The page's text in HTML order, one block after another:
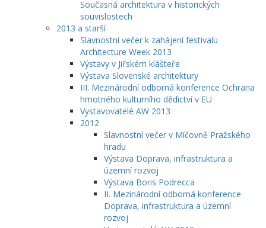
Současná architektura v historických
souvislostech
2013 a starší
Slavnostní večer k zahájení festivalu
Architecture Week 2013
Výstavy v Jiřském klášteře
Výstava Slovenské architektury
III. Mezinárodní odborná konference Ochrana
hmotného kulturního dědictví v EU
Vystavovatelé AW 2013
2012
Slavnostní večer v Míčovně Pražského
hradu
Výstava Doprava, infrastruktura a
územní rozvoj
Výstava Boris Podrecca
II. Mezinárodní odborná konference
Doprava, infrastruktura a územní
rozvoj